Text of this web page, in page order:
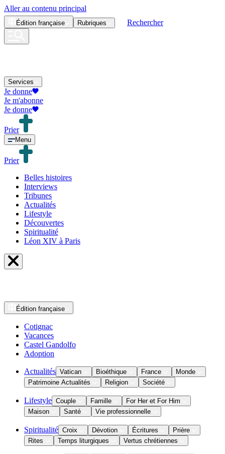
Aller au contenu principal
Édition française Rubriques Rechercher
Services
Je donne
Je m'abonne
Je donne
Prier
Menu
Prier
Belles histoires
Interviews
Tribunes
Actualités
Lifestyle
Découvertes
Spiritualité
Léon XIV à Paris
Édition française
Cotignac
Vacances
Castel Gandolfo
Adoption
Actualités Vatican Bioéthique France
Monde
Patrimoine Actualités
Religion Société
Lifestyle Couple Famille
For Her et For Him
Maison
Santé Vie professionnelle
Spiritualité Croix Dévotion Écritures
Prière
Rites
Temps liturgiques Vertus chrétiennes